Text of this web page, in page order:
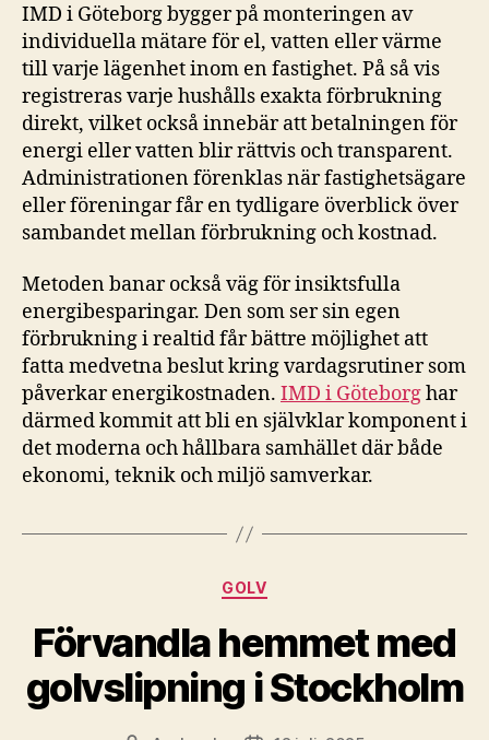
IMD i Göteborg bygger på monteringen av
individuella mätare för el, vatten eller värme
till varje lägenhet inom en fastighet. På så vis
registreras varje hushålls exakta förbrukning
direkt, vilket också innebär att betalningen för
energi eller vatten blir rättvis och transparent.
Administrationen förenklas när fastighetsägare
eller föreningar får en tydligare överblick över
sambandet mellan förbrukning och kostnad.
Metoden banar också väg för insiktsfulla
energibesparingar. Den som ser sin egen
förbrukning i realtid får bättre möjlighet att
fatta medvetna beslut kring vardagsrutiner som
påverkar energikostnaden. IMD i Göteborghar
därmed kommit att bli en självklar komponent i
det moderna och hållbara samhället där både
ekonomi, teknik och miljö samverkar.
Kategorier
GOLV
Förvandla hemmet med
golvslipning i Stockholm